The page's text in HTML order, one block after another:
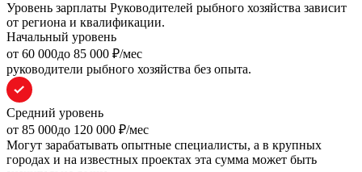
Уровень зарплаты Руководителей рыбного хозяйства зависит
от региона и квалификации.
Начальный уровень
oт 60 000до 85 000 ₽/мес
руководители рыбного хозяйства без опыта.
Средний уровень
oт 85 000до 120 000 ₽/мес
Могут зарабатывать опытные специалисты, а в крупных
городах и на известных проектах эта сумма может быть